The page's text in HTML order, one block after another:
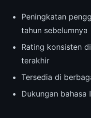
Peningkatan
tahun sebelumnya
Rating konsisten
terakhir
Tersedia di
Dukungan bahasa